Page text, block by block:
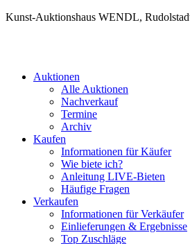
Kunst-Auktionshaus WENDL,
Auktionen
Alle Auktionen
Nachverkauf
Termine
Archiv
Kaufen
Informationen für Käufer
Wie biete ich?
Anleitung LIVE-Bieten
Häufige Fragen
Verkaufen
Informationen für Verkäufer
Einlieferungen & Ergebnisse
Top Zuschläge